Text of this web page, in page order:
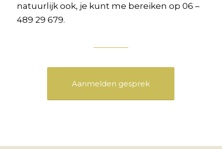
natuurlijk ook, je kunt me bereiken op 06 –
489 29 679.
Aanmelden gesprek